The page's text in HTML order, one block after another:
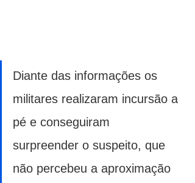
Diante das informações os
militares realizaram incursão a
pé e conseguiram
surpreender o suspeito, que
não percebeu a aproximação